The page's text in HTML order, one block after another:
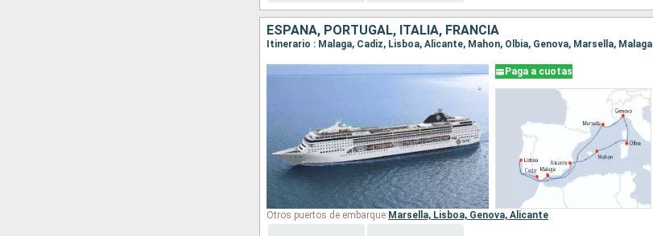
ESPAÑA, PORTUGAL, ITALIA, FRANCIA
Itinerario : Malaga, Cadiz, Lisboa, Alicante, Mahon, Olbia, Genova, Marsella, Malaga
Paga a cuotas
Otros puertos de embarque: Marsella, Lisboa, Genova, Alicante